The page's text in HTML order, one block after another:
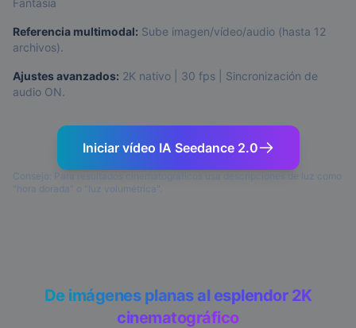
Fantasía
Referencia multimodal: Sube imagen/vídeo/audio (hasta 12
archivos).
Ajustes avanzados: 2K nativo | 30 fps | Sincronización de
audio ON.
Iniciar vídeo IA Seedance 2.0
Consejo: Para resultados cinematográficos usa descripciones de luz como
"hora dorada" o "luz volumétrica".
De imágenes planas al esplendor 2K
cinematográfico